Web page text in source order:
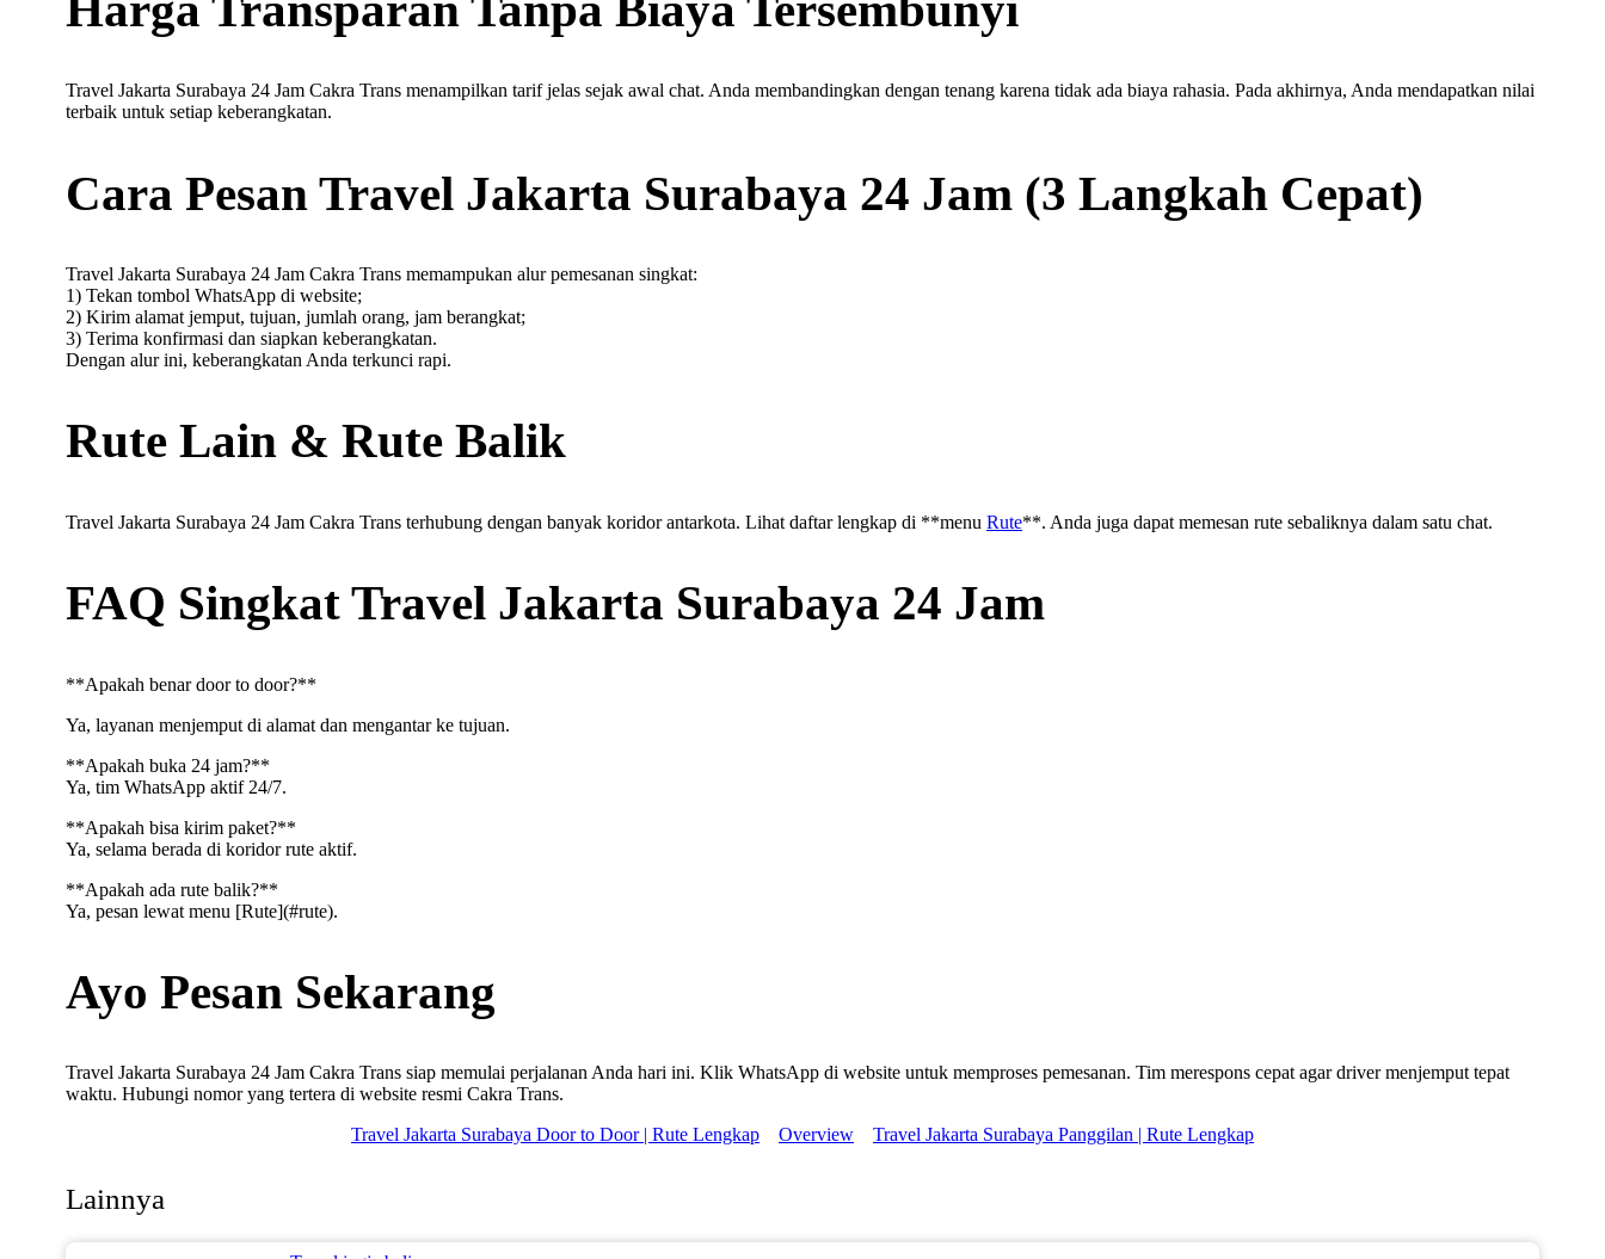
Travel Jakarta Surabaya 24 Jam Cakra Trans menampilkan tarif jelas sejak awal chat. Anda membandingkan dengan tenang karena tidak ada biaya rahasia. Pada akhirnya, Anda mendapatkan nilai
terbaik untuk setiap keberangkatan.
Cara Pesan Travel Jakarta Surabaya 24 Jam (3 Langkah Cepat)
Travel Jakarta Surabaya 24 Jam Cakra Trans memampukan alur pemesanan singkat:
1) Tekan tombol WhatsApp di website;
2) Kirim alamat jemput, tujuan, jumlah orang, jam berangkat;
3) Terima konfirmasi dan siapkan keberangkatan.
Dengan alur ini, keberangkatan Anda terkunci rapi.
Rute Lain & Rute Balik
Travel Jakarta Surabaya 24 Jam Cakra Trans terhubung dengan banyak koridor antarkota. Lihat daftar lengkap di **menuRute**. Anda juga dapat memesan rute sebaliknya dalam satu chat.
FAQ Singkat Travel Jakarta Surabaya 24 Jam
**Apakah benar door to door?**
Ya, layanan menjemput di alamat dan mengantar ke tujuan.
**Apakah buka 24 jam?**
Ya, tim WhatsApp aktif 24/7.
**Apakah bisa kirim paket?**
Ya, selama berada di koridor rute aktif.
**Apakah ada rute balik?**
Ya, pesan lewat menu [Rute](#rute).
Ayo Pesan Sekarang
Travel Jakarta Surabaya 24 Jam Cakra Trans siap memulai perjalanan Anda hari ini. Klik WhatsApp di website untuk memproses pemesanan. Tim merespons cepat agar driver menjemput tepat
waktu. Hubungi nomor yang tertera di website resmi Cakra Trans.
Travel Jakarta Surabaya Door to Door | Rute Lengkap
Overview Travel Jakarta Surabaya Panggilan | Rute Lengkap
Lainnya